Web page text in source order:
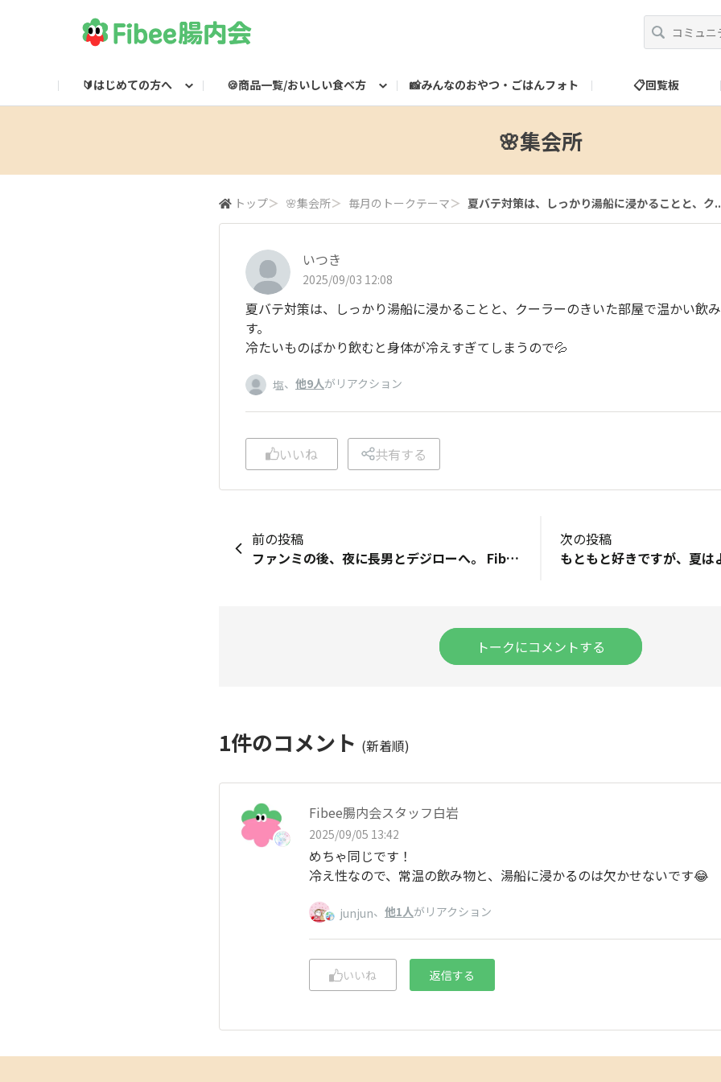
🔰はじめての方へ 🍪商品一覧/おいしい食べ方 📸みんなのおやつ・ごはんフォト 📋回覧板
🌸集会所
トップ＞ 🌸集会所＞ 毎月のトークテーマ＞ 夏バテ対策は、しっかり湯船に浸かることと、ク
いつき
2025/09/03 12:08
夏バテ対策は、しっかり湯船に浸かることと、クーラーのきいた部屋で温かい飲
す。
冷たいものばかり飲むと身体が冷えすぎてしまうので💦
塩、 他9人がリアクション
いいね 共有する
前の投稿
ファンミの後、夜に長男とデジローへ。 Fibeeファンミの後って良いことが続くんです、いつも。 今回も 当たりで🐼ぱんだいくらの豆皿 次の日のデジローでもマグロの豆皿が当たり🎯 他にも小さい事ですが、店員さんが丁寧な方だったり、美味しい物に出会えたり、、Fibeeファンミの後ってHAPPY に沢山出会えるんです。気のせい、ではない‼️
次の投稿
トークにコメントする
1件のコメント (新着順)
Fibee腸内会スタッフ白岩
2025/09/05 13:42
めちゃ同じです！
冷え性なので、常温の飲み物と、湯船に浸かるのは欠かせないです😂
junjun、 他1人がリアクション
いいね 返信する